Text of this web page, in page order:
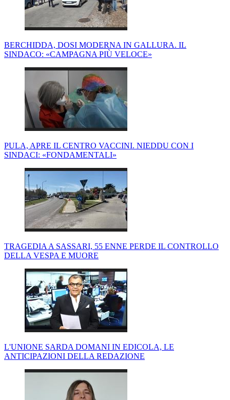
BERCHIDDA, DOSI MODERNA IN GALLURA. IL
SINDACO: «CAMPAGNA PIÙ VELOCE»
PULA, APRE IL CENTRO VACCINI. NIEDDU CON I
SINDACI: «FONDAMENTALI»
TRAGEDIA A SASSARI, 55 ENNE PERDE IL CONTROLLO
DELLA VESPA E MUORE
L'UNIONE SARDA DOMANI IN EDICOLA, LE
ANTICIPAZIONI DELLA REDAZIONE